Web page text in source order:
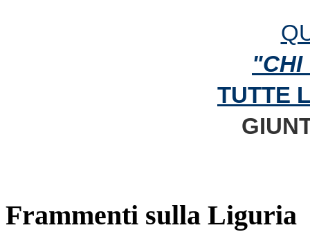
"CHI
TUTTE
Frammenti sulla Liguria